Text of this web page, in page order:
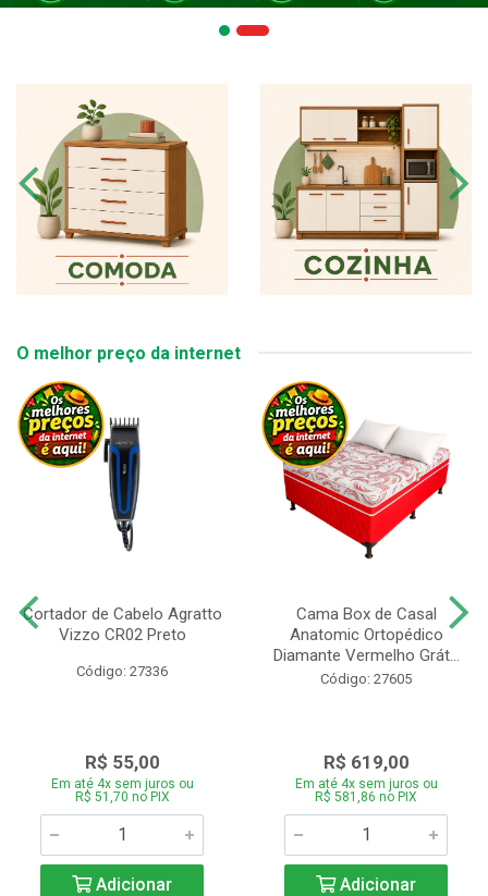
O melhor preço da internet
Cortador de Cabelo Agratto
Vizzo CR02 Preto
Código: 27336
R$ 55,00
Em até 4x sem juros ou
R$ 51,70 no PIX
Adicionar
Cama Box de Casal
Anatomic Ortopédico
Diamante Vermelho Grát...
Código: 27605
R$ 619,00
Em até 4x sem juros ou
R$ 581,86 no PIX
Adicionar